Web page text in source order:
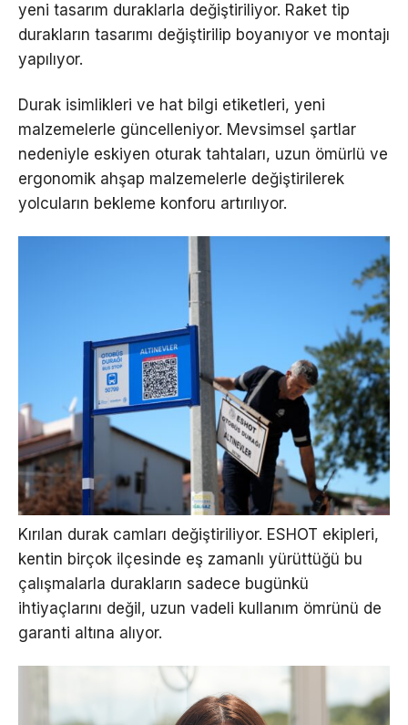
yeni tasarım duraklarla değiştiriliyor. Raket tip
durakların tasarımı değiştirilip boyanıyor ve montajı
yapılıyor.
Durak isimlikleri ve hat bilgi etiketleri, yeni
malzemelerle güncelleniyor. Mevsimsel şartlar
nedeniyle eskiyen oturak tahtaları, uzun ömürlü ve
ergonomik ahşap malzemelerle değiştirilerek
yolcuların bekleme konforu artırılıyor.
Kırılan durak camları değiştiriliyor. ESHOT ekipleri,
kentin birçok ilçesinde eş zamanlı yürüttüğü bu
çalışmalarla durakların sadece bugünkü
ihtiyaçlarını değil, uzun vadeli kullanım ömrünü de
garanti altına alıyor.